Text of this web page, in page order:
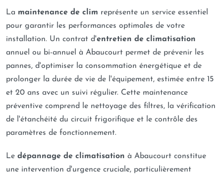
La maintenance de clim représente un service essentiel
pour garantir les performances optimales de votre
installation. Un contrat d'entretien de climatisation
annuel ou bi-annuel à Abaucourt permet de prévenir les
pannes, d'optimiser la consommation énergétique et de
prolonger la durée de vie de l'équipement, estimée entre 15
et 20 ans avec un suivi régulier. Cette maintenance
préventive comprend le nettoyage des filtres, la vérification
de l'étanchéité du circuit frigorifique et le contrôle des
paramètres de fonctionnement.
Le dépannage de climatisation à Abaucourt constitue
une intervention d'urgence cruciale, particulièrement